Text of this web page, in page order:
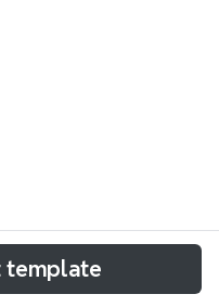
يعد قالب الوحدة
أكاديمية شاملة
template